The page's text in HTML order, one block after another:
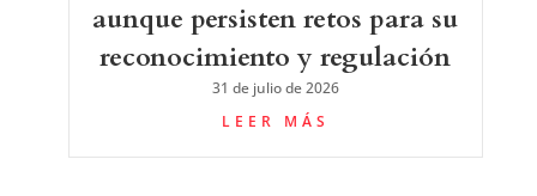
aunque persisten retos para su
reconocimiento y regulación
31 de julio de 2026
LEER MÁS